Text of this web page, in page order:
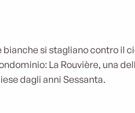
si stagliano contro il
La Rouvière, una
dagli anni Sessanta.